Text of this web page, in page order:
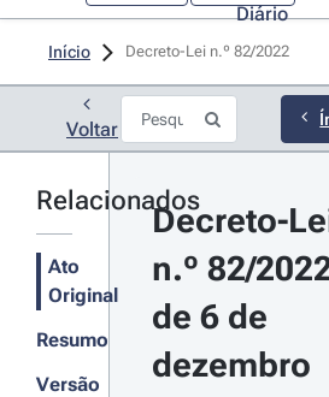
Diário
Início Decreto-Lei n.º 82/2022
Voltar
Relacionados
Ato
Original
Resumo
Versão
Decreto-
n.º 82/
de 6 de
dezembro